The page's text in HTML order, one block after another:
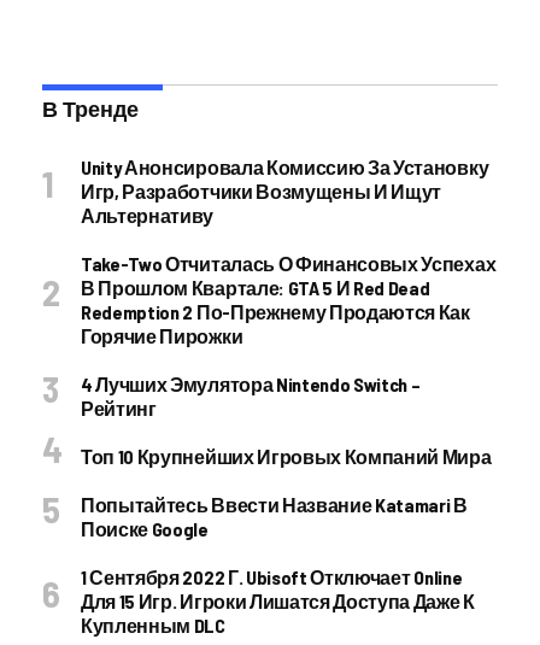
В Тренде
Unity Анонсировала Комиссию За Установку
Игр, Разработчики Возмущены И Ищут
Альтернативу
Take-Two Отчиталась О Финансовых Успехах
В Прошлом Квартале: GTA 5 И Red Dead
Redemption 2 По-Прежнему Продаются Как
Горячие Пирожки
4 Лучших Эмулятора Nintendo Switch –
Рейтинг
Топ 10 Крупнейших Игровых Компаний Мира
Попытайтесь Ввести Название Katamari В
Поиске Google
1 Сентября 2022 Г. Ubisoft Отключает Online
Для 15 Игр. Игроки Лишатся Доступа Даже К
Купленным DLC